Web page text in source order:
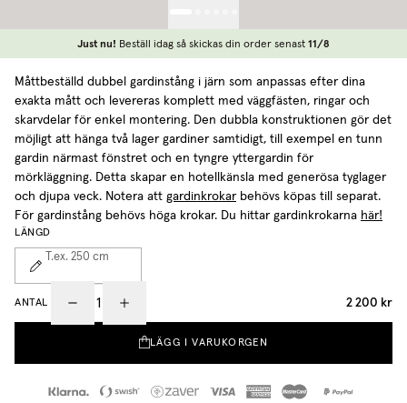
Just nu! Beställ idag så skickas din order senast 11/8
Måttbeställd dubbel gardinstång i järn som anpassas efter dina
exakta mått och levereras komplett med väggfästen, ringar och
skarvdelar för enkel montering. Den dubbla konstruktionen gör det
möjligt att hänga två lager gardiner samtidigt, till exempel en tunn
gardin närmast fönstret och en tyngre yttergardin för
mörkläggning. Detta skapar en hotellkänsla med generösa tyglager
och djupa veck. Notera att gardinkrokarbehövs köpas till separat.
För gardinstång behövs höga krokar. Du hittar gardinkrokarna här!
LÄNGD
T.ex. 250 cm
ANTAL 2 200 kr
LÄGG I VARUKORGEN